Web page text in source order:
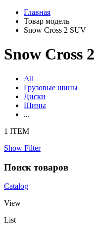
Главная
Товар модель
Snow Cross 2 SUV
Snow Cross
All
Грузовые шины
Диски
Шины
...
1 ITEM
Show Filter
Поиск товаров
Catalog
View
List